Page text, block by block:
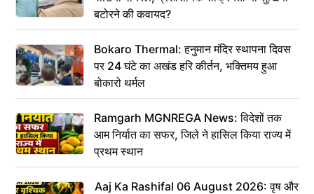
बटोरने की कवायद?
Bokaro Thermal: हनुमान मंदिर स्थापना दिवस
पर 24 घंटे का अखंड हरि कीर्तन, भक्तिमय हुआ
बोकारो थर्मल
Ramgarh MGNREGA News: विदेशों तक
आम निर्यात का सफर, जिले ने हासिल किया राज्य में
प्रथम स्थान
Aaj Ka Rashifal 06 August 2026: वृष और